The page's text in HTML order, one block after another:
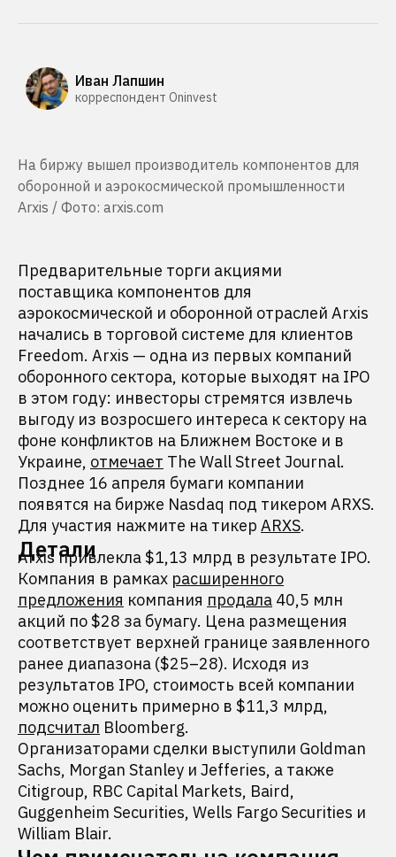
Иван Лапшин
корреспондент Oninvest
На биржу вышел производитель компонентов для
оборонной и аэрокосмической промышленности
Arxis / Фото: arxis.com
Предварительные торги акциями
поставщика компонентов для
аэрокосмической и оборонной отраслей Arxis
начались в торговой системе для клиентов
Freedom. Arxis — одна из первых компаний
оборонного сектора, которые выходят на IPO
в этом году: инвесторы стремятся извлечь
выгоду из возросшего интереса к сектору на
фоне конфликтов на Ближнем Востоке и в
Украине, отмечает The Wall Street Journal.
Позднее 16 апреля бумаги компании
появятся на бирже Nasdaq под тикером ARXS.
Для участия нажмите на тикер ARXS.
Детали
Arxis привлекла $1,13 млрд в результате IPO.
Компания в рамках расширенного
предложения компания продала 40,5 млн
акций по $28 за бумагу. Цена размещения
соответствует верхней границе заявленного
ранее диапазона ($25–28). Исходя из
результатов IPO, стоимость всей компании
можно оценить примерно в $11,3 млрд,
подсчитал Bloomberg.
Организаторами сделки выступили Goldman
Sachs, Morgan Stanley и Jefferies, а также
Citigroup, RBC Capital Markets, Baird,
Guggenheim Securities, Wells Fargo Securities и
William Blair.